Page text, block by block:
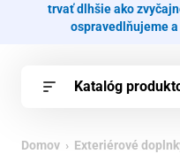
trvať dlhšie ako
ospravedlňujeme
Katalóg
Domov › Exteriérové